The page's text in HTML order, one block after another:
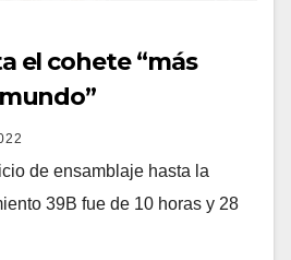
el cohete “más
de ensamblaje hasta la
39B fue de 10 horas y 28